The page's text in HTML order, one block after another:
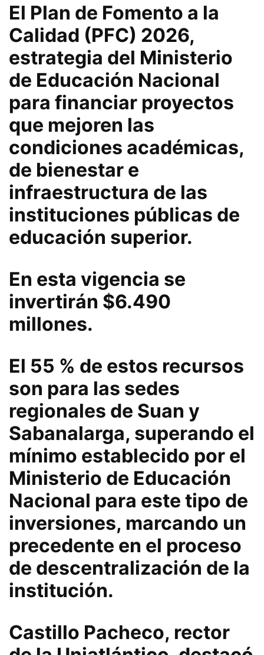
El Plan de Fomento a la
Calidad (PFC) 2026,
estrategia del Ministerio
de Educación Nacional
para financiar proyectos
que mejoren las
condiciones académicas,
de bienestar e
infraestructura de las
instituciones públicas de
educación superior.
En esta vigencia se
invertirán $6.490
millones.
El 55 % de estos recursos
son para las sedes
regionales de Suan y
Sabanalarga, superando el
mínimo establecido por el
Ministerio de Educación
Nacional para este tipo de
inversiones, marcando un
precedente en el proceso
de descentralización de la
institución.
Castillo Pacheco, rector